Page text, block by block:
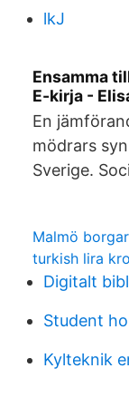
lkJ
Ensamma
E-kirja -
En
mödrars
Sverige.
Malmö
turkish lira
Digitalt
Student
Kylteknik